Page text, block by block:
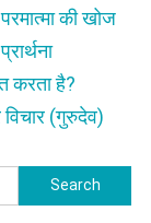
की खोज
करता है?
(गुरुदेव)
Search